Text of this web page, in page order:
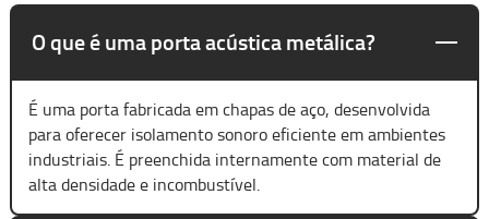
O que é uma porta acústica metálica?
É uma porta fabricada em chapas de aço, desenvolvida
para oferecer isolamento sonoro eficiente em ambientes
industriais. É preenchida internamente com material de
alta densidade e incombustível.